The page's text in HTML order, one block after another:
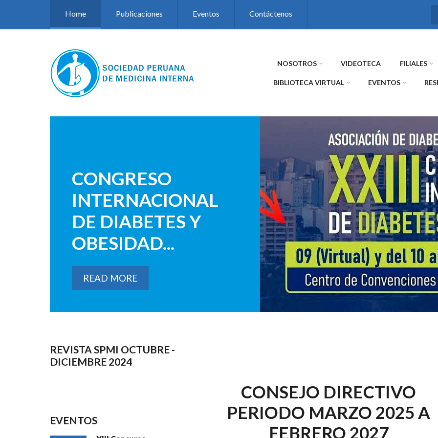
Home Publicaciones Eventos Contáctenos
NOSOTROS VIDEOTECA FILIALES
BIBLIOTECA VIRTUAL EVENTOS
CONGRESO
INTERNACIONAL
DE DIABETES Y
OBESIDAD...
READ MORE
REVISTA SPMI OCTUBRE -
DICIEMBRE 2024
EVENTOS
CONSEJO DIRECTIVO
PERIODO MARZO 2025 A
FEBRERO 2027